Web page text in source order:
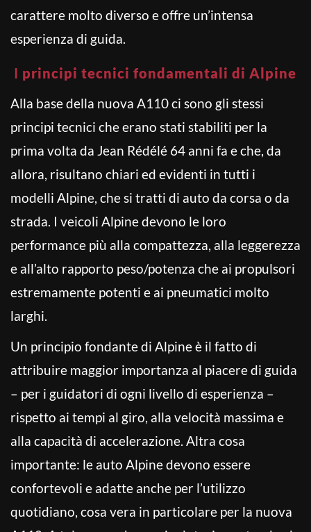
carattere molto diverso e offre un’intensa
esperienza di guida.
I principi tecnici fondamentali di Alpine
Alla base della nuova A110 ci sono gli stessi
principi tecnici che erano stati stabiliti per la
prima volta da Jean Rédélé 64 anni fa e che, da
allora, risultano chiari ed evidenti in tutti i
modelli Alpine, che si tratti di auto da corsa o da
strada. I veicoli Alpine devono le loro
performance più alla compattezza, alla leggerezza
e all’alto rapporto peso/potenza che ai propulsori
estremamente potenti e ai pneumatici molto
larghi.
Un principio fondante di Alpine è il fatto di
attribuire maggior importanza al piacere di guida
– per i guidatori di ogni livello di esperienza –
rispetto ai tempi al giro, alla velocità massima e
alla capacità di accelerazione. Altra cosa
importante: le auto Alpine devono essere
confortevoli e adatte anche per l’utilizzo
quotidiano, cosa vera in particolare per la nuova